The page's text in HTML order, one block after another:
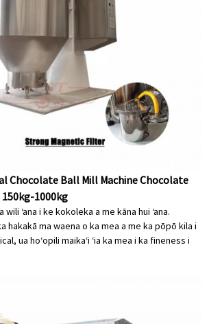
Chocolate Ball Mill Machine Chocolate
1000kg
ʻana i ke kokoleka a me kāna hui ʻana.
hakakā ma waena o ka mea a me ka pōpō kila i
ua hoʻopili maikaʻi ʻia ka mea i ka fineness i